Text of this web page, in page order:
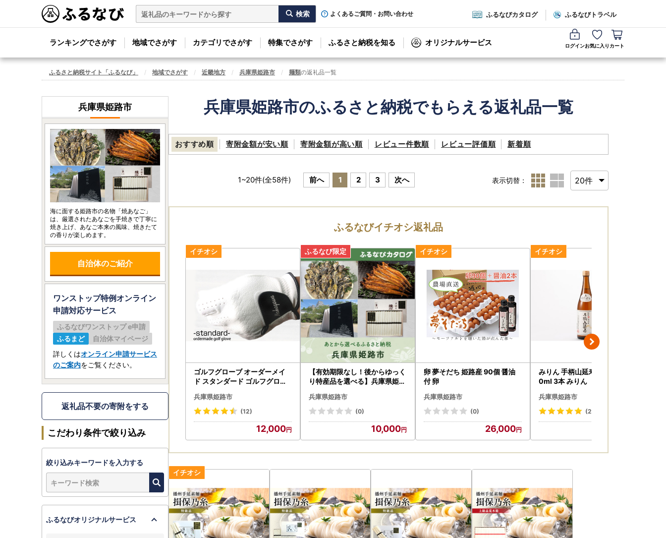
よくあるご質問・お問い合わせ ふるなびカタログ ふるなびトラベル
ランキングでさがす 地域でさがす カテゴリでさがす 特集でさがす ふるさと納税を知る オリジナルサービス ログインお気に入り カート
ふるさと納税サイト「ふるなび」 地域でさがす 近畿地方 兵庫県姫路市 麺類の返礼品一覧
兵庫県姫路市のふるさと納税でもらえる返礼品一覧
おすすめ順 寄附金額が安い順 寄附金額が高い順 レビュー件数順 レビュー評価順 新着順
1~20件(全58件) 前へ 1 2 3 次へ 表示切替：
ふるなびイチオシ返礼品
ゴルフグローブ オーダーメイ
ド スタンダード ゴルフグロー
兵庫県姫路市
(12)
12,000
【有効期限なし！後からゆっく
り特産品を選べる】兵庫県姫路
兵庫県姫路市
(0)
10,000
卵 夢そだち 姫路産 90個 醤油
付 卵
兵庫県姫路市
(0)
26,000
みりん 手柄山延寿 本みりん 72
0ml 3本 みりん
兵庫県姫路市
(27)
兵庫県姫路市
海に面する姫路市の名物「焼あなご」
は、厳選されたあなごを手焼きで丁寧に
焼き上げ、あなご本来の風味、焼きたて
の香りが楽しめます。
自治体のご紹介
ワンストップ特例オンライン
申請対応サービス
ふるなびワンストップ e申請
ふるまど
自治体マイページ
詳しくはオンライン申請サービス
のご案内をご覧ください。
返礼品不要の寄附をする
こだわり条件で絞り込み
絞り込みキーワードを入力する
ふるなびオリジナルサービス